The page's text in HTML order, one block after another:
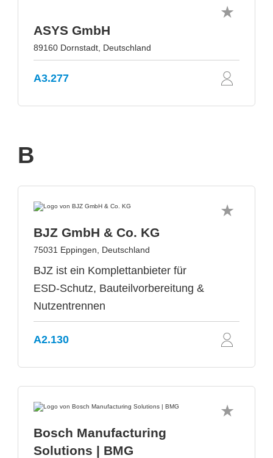
ASYS GmbH
89160 Dornstadt, Deutschland
A3.277
B
BJZ GmbH & Co. KG
75031 Eppingen, Deutschland
BJZ ist ein Komplettanbieter für
ESD-Schutz, Bauteilvorbereitung &
Nutzentrennen
A2.130
Bosch Manufacturing
Solutions | BMG